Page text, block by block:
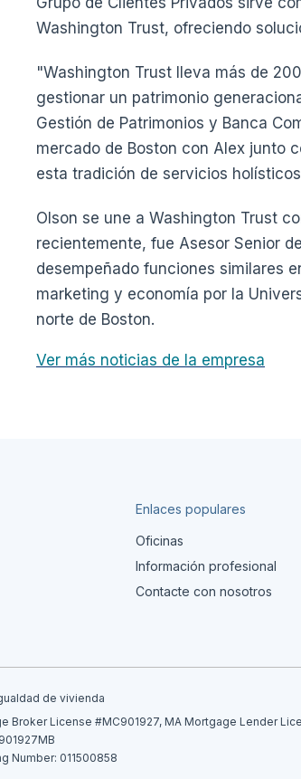
Washington Trust, ofreciendo
"Washington Trust lleva más de
gestionar un patrimonio
Gestión de Patrimonios y Banca
mercado de Boston con Alex junto
esta tradición de servicios
Olson se une a Washington Trust
recientemente, fue Asesor Senior
desempeñado funciones similares
marketing y economía por la
norte de Boston.
Ver más noticias de la empresa
Enlaces populares
Oficinas
Información profesional
Contacte con nosotros
de vivienda
Broker License #MC901927, MA Mortgage Lender
Number: 011500858